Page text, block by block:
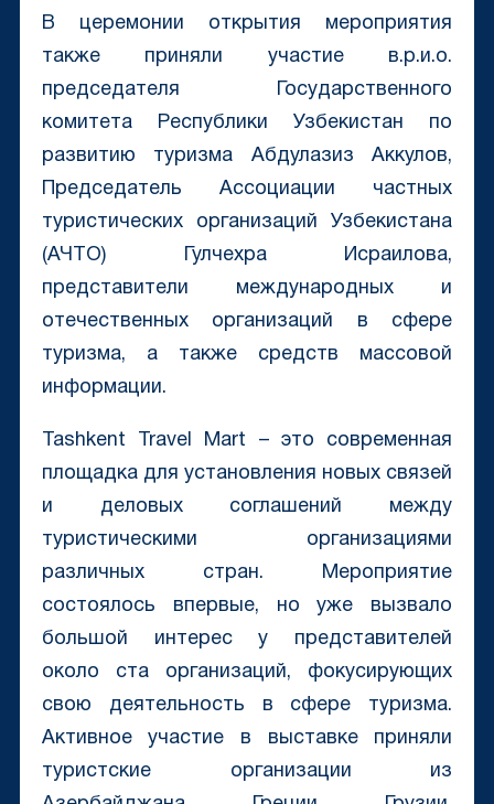
В церемонии открытия мероприятия
также приняли участие в.р.и.о.
председателя Государственного
комитета Республики Узбекистан по
развитию туризма Абдулазиз Аккулов,
Председатель Ассоциации частных
туристических организаций Узбекистана
(АЧТО) Гулчехра Исраилова,
представители международных и
отечественных организаций в сфере
туризма, а также средств массовой
информации.
Tashkent Travel Mart – это современная
площадка для установления новых связей
и деловых соглашений между
туристическими организациями
различных стран. Мероприятие
состоялось впервые, но уже вызвало
большой интерес у представителей
около ста организаций, фокусирующих
свою деятельность в сфере туризма.
Активное участие в выставке приняли
туристские организации из